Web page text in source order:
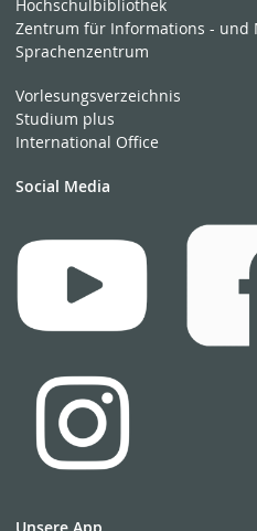
Hochschulbibliothek
Zentrum für Informations - und
Sprachenzentrum
Vorlesungsverzeichnis
Studium plus
International Office
Social Media
Unsere App